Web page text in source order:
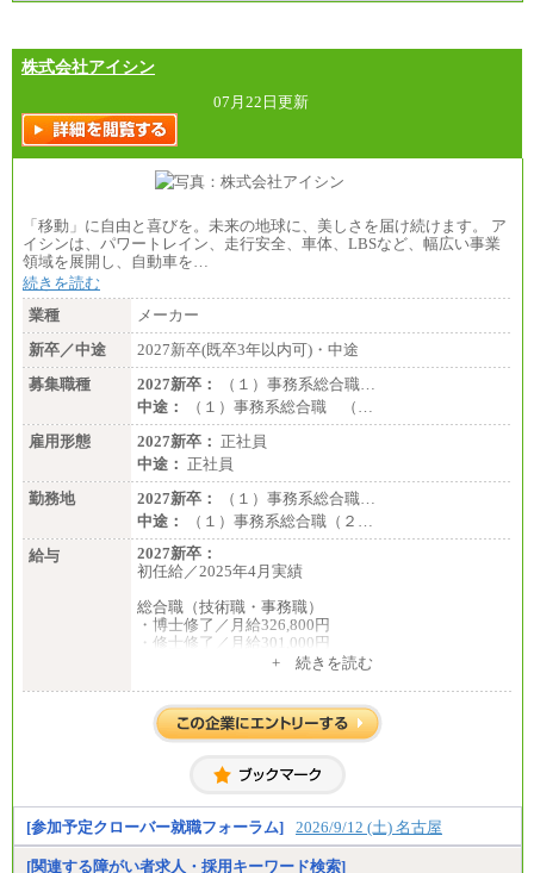
株式会社アイシン
07月22日更新
「移動」に自由と喜びを。未来の地球に、美しさを届け続けます。 ア
イシンは、パワートレイン、走行安全、車体、LBSなど、幅広い事業
領域を展開し、自動車を…
続きを読む
業種
メーカー
新卒／中途
2027新卒(既卒3年以内可)・中途
募集職種
2027新卒：
（１）事務系総合職…
中途：
（１）事務系総合職 （…
雇用形態
2027新卒： 正社員
中途： 正社員
勤務地
2027新卒：
（１）事務系総合職…
中途：
（１）事務系総合職（２…
給与
2027新卒：
初任給／2025年4月実績
総合職（技術職・事務職）
・博士修了／月給326,800円
・修士修了／月給301,000円
・大学卒／月給282,000円
・高専卒（本科）／月給256,000円
一般事務職
・高専卒（専攻科）／月給206,400円
・高専卒（本科）月給197,800円
・短大卒／月給197,800円
・専門卒（2年）／月給197,800円
※試用期間中も給与に変更はございません。
+ 続きを読む
[参加予定クローバー就職フォーラム] 2026/9/12 (土) 名古屋
[関連する障がい者求人・採用キーワード検索]